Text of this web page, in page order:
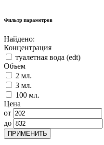
Фильтр параметров
Найдено:
Концентрация
туалетная вода (edt)
Объем
2 мл.
3 мл.
100 мл.
Цена
от
до
ПРИМЕНИТЬ